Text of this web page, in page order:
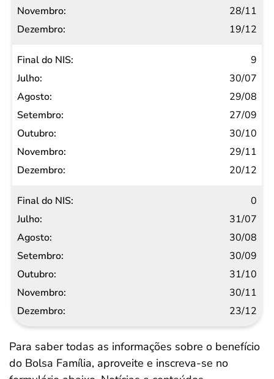
28/11
19/12
9
30/07
29/08
27/09
30/10
29/11
20/12
0
31/07
30/08
30/09
31/10
30/11
23/12
Para saber todas as informações sobre o benefício
do Bolsa Família, aproveite e inscreva-se no